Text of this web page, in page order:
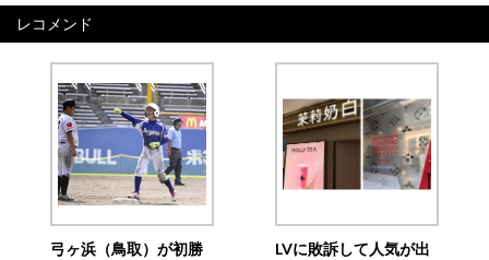
レコメンド
弓ヶ浜（鳥取）が初勝
LVに敗訴して人気が出